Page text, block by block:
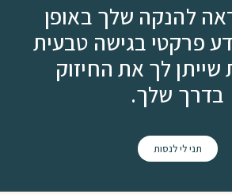
להנקה שלך באופן
פרקטי בגישה טבעית
שייתן לך את החיזוק
בדרך שלך.
תני לי לנסות